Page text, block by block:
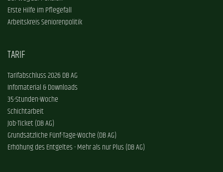
Erste Hilfe im Pflegefall
Arbeitskreis Seniorenpolitik
TARIF
Tarifabschluss 2026 DB AG
Infomaterial & Downloads
35-Stunden-Woche
Schichtarbeit
Job-Ticket (DB AG)
Grundsätzliche Fünf-Tage-Woche (DB AG)
Erhöhung des Entgeltes - Mehr als nur Plus (DB AG)